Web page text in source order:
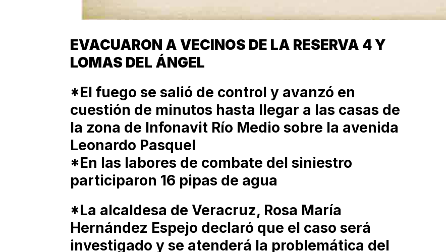
EVACUARON A VECINOS DE LA RESERVA 4 Y
LOMAS DEL ÁNGEL
*El fuego se salió de control y avanzó en
cuestión de minutos hasta llegar a las casas de
la zona de Infonavit Río Medio sobre la avenida
Leonardo Pasquel
*En las labores de combate del siniestro
participaron 16 pipas de agua
*La alcaldesa de Veracruz, Rosa María
Hernández Espejo declaró que el caso será
investigado y se atenderá la problemática del